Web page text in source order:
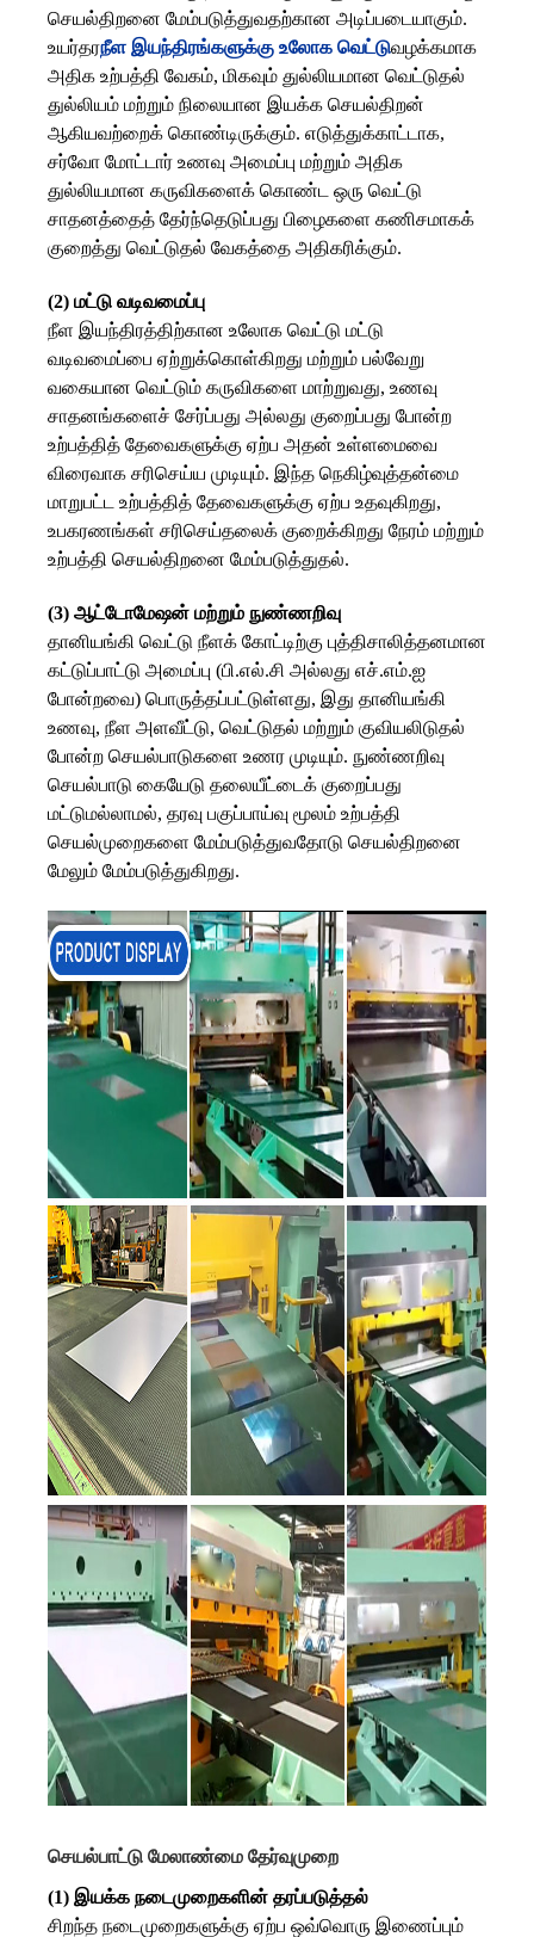
செயல்திறனை மேம்படுத்துவதற்கான அடிப்படையாகும்.
உயர்தரநீள இயந்திரங்களுக்கு உலோக வெட்டுவழக்கமாக
அதிக உற்பத்தி வேகம், மிகவும் துல்லியமான வெட்டுதல்
துல்லியம் மற்றும் நிலையான இயக்க செயல்திறன்
ஆகியவற்றைக் கொண்டிருக்கும். எடுத்துக்காட்டாக,
சர்வோ மோட்டார் உணவு அமைப்பு மற்றும் அதிக
துல்லியமான கருவிகளைக் கொண்ட ஒரு வெட்டு
சாதனத்தைத் தேர்ந்தெடுப்பது பிழைகளை கணிசமாகக்
குறைத்து வெட்டுதல் வேகத்தை அதிகரிக்கும்.
(2) மட்டு வடிவமைப்பு
நீள இயந்திரத்திற்கான உலோக வெட்டு மட்டு
வடிவமைப்பை ஏற்றுக்கொள்கிறது மற்றும் பல்வேறு
வகையான வெட்டும் கருவிகளை மாற்றுவது, உணவு
சாதனங்களைச் சேர்ப்பது அல்லது குறைப்பது போன்ற
உற்பத்தித் தேவைகளுக்கு ஏற்ப அதன் உள்ளமைவை
விரைவாக சரிசெய்ய முடியும். இந்த நெகிழ்வுத்தன்மை
மாறுபட்ட உற்பத்தித் தேவைகளுக்கு ஏற்ப உதவுகிறது,
உபகரணங்கள் சரிசெய்தலைக் குறைக்கிறது நேரம் மற்றும்
உற்பத்தி செயல்திறனை மேம்படுத்துதல்.
(3) ஆட்டோமேஷன் மற்றும் நுண்ணறிவு
தானியங்கி வெட்டு நீளக் கோட்டிற்கு புத்திசாலித்தனமான
கட்டுப்பாட்டு அமைப்பு (பி.எல்.சி அல்லது எச்.எம்.ஐ
போன்றவை) பொருத்தப்பட்டுள்ளது, இது தானியங்கி
உணவு, நீள அளவீட்டு, வெட்டுதல் மற்றும் குவியலிடுதல்
போன்ற செயல்பாடுகளை உணர முடியும். நுண்ணறிவு
செயல்பாடு கையேடு தலையீட்டைக் குறைப்பது
மட்டுமல்லாமல், தரவு பகுப்பாய்வு மூலம் உற்பத்தி
செயல்முறைகளை மேம்படுத்துவதோடு செயல்திறனை
மேலும் மேம்படுத்துகிறது.
செயல்பாட்டு மேலாண்மை தேர்வுமுறை
(1) இயக்க நடைமுறைகளின் தரப்படுத்தல்
சிறந்த நடைமுறைகளுக்கு ஏற்ப ஒவ்வொரு இணைப்பும்